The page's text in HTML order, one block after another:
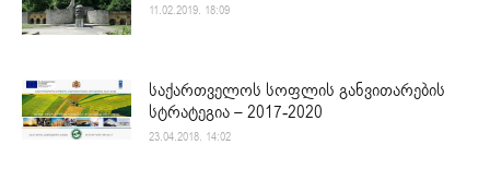
11.02.2019. 18:09
საქართველოს სოფლის განვითარების
სტრატეგია – 2017-2020
23.04.2018. 14:02